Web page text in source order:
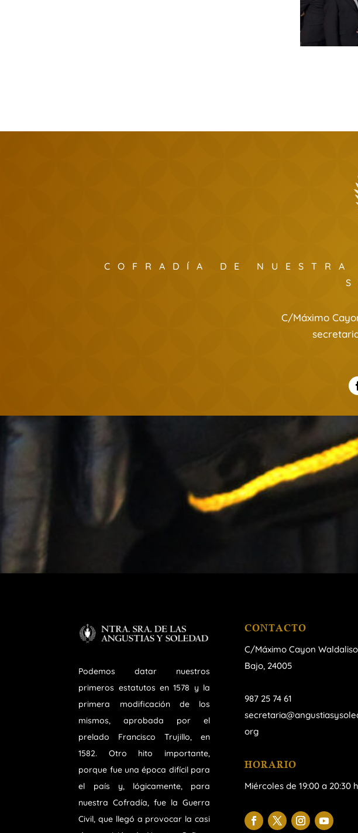
COFRADÍA DE
C/Máximo
Podemos datar nuestros
primeros estatutos en 1578 y la
primera modificación de los
mismos, aprobada por el
prelado Francisco Trujillo, en
1582. Otro hito importante,
porque fue una época difícil para
el país y, lógicamente, para
nuestra Cofradía, fue la Guerra
Civil, que llegó a provocar la casi
CONTACTO
C/Máximo Cayon
Bajo, 24005
987 25 74 61
org
HORARIO
Miércoles de 19:00 a 20:30